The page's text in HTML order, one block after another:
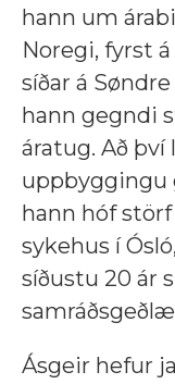
hann um
Noregi, fyrst
síðar á
hann gegndi
áratug. Að
uppbyggingu
hann hóf
sykehus í
síðustu 20 ár
Ásgeir hefur